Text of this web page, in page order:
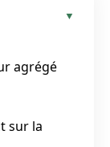
agrégé
sur la